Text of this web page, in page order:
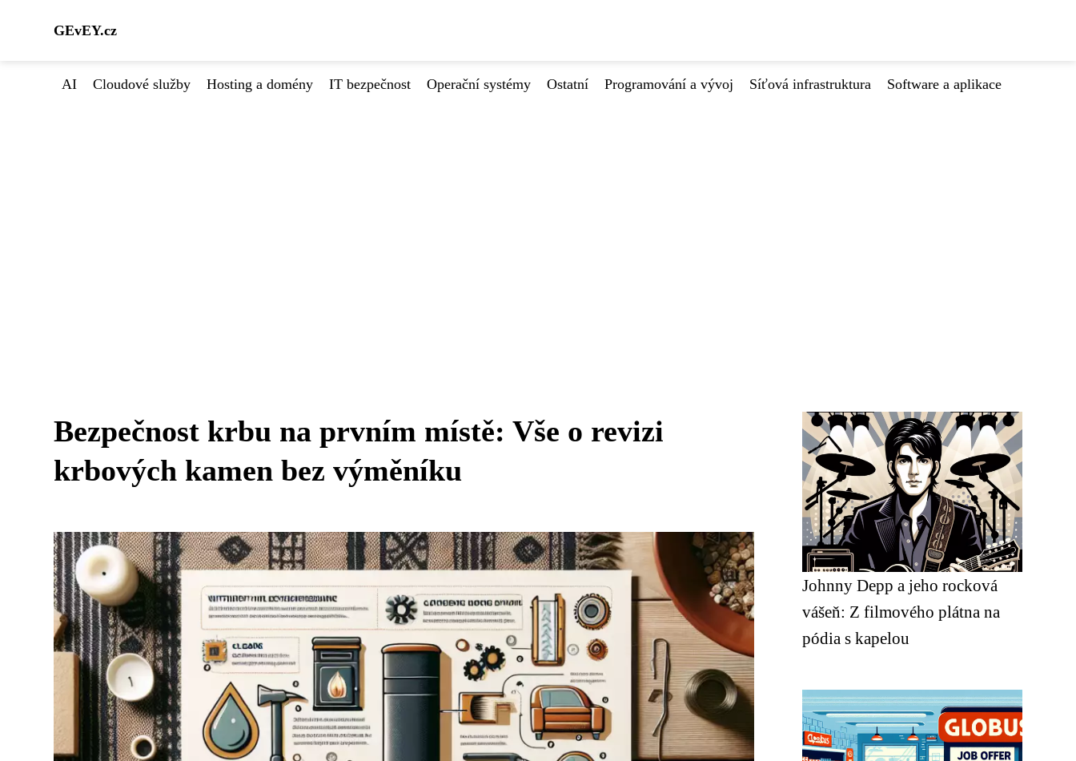
GEvEY.cz
AI Cloudové služby Hosting a domény IT bezpečnost Operační systémy Ostatní Programování a vývoj Síťová infrastruktura Software a aplikace
Bezpečnost krbu na prvním místě: Vše o revizi
krbových kamen bez výměníku
Johnny Depp a jeho rocková
vášeň: Z filmového plátna na
pódia s kapelou